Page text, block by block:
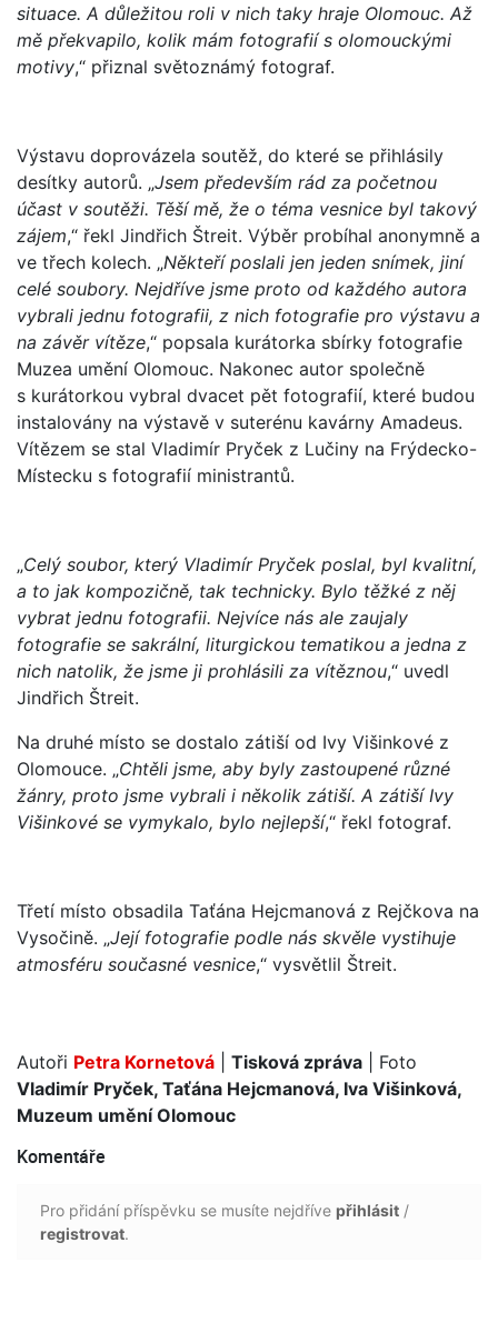
situace. A důležitou roli v nich taky hraje Olomouc. Až
mě překvapilo, kolik mám fotografií s olomouckými
motivy,“ přiznal světoznámý fotograf.
Výstavu doprovázela soutěž, do které se přihlásily
desítky autorů. „Jsem především rád za početnou
účast v soutěži. Těší mě, že o téma vesnice byl takový
zájem,“ řekl Jindřich Štreit. Výběr probíhal anonymně a
ve třech kolech. „Někteří poslali jen jeden snímek, jiní
celé soubory. Nejdříve jsme proto od každého autora
vybrali jednu fotografii, z nich fotografie pro výstavu a
na závěr vítěze,“ popsala kurátorka sbírky fotografie
Muzea umění Olomouc. Nakonec autor společně
s kurátorkou vybral dvacet pět fotografií, které budou
instalovány na výstavě v suterénu kavárny Amadeus.
Vítězem se stal Vladimír Pryček z Lučiny na Frýdecko-
Místecku s fotografií ministrantů.
„Celý soubor, který Vladimír Pryček poslal, byl kvalitní,
a to jak kompozičně, tak technicky. Bylo těžké z něj
vybrat jednu fotografii. Nejvíce nás ale zaujaly
fotografie se sakrální, liturgickou tematikou a jedna z
nich natolik, že jsme ji prohlásili za vítěznou,“ uvedl
Jindřich Štreit.
Na druhé místo se dostalo zátiší od Ivy Višinkové z
Olomouce. „Chtěli jsme, aby byly zastoupené různé
žánry, proto jsme vybrali i několik zátiší. A zátiší Ivy
Višinkové se vymykalo, bylo nejlepší,“ řekl fotograf.
Třetí místo obsadila Taťána Hejcmanová z Rejčkova na
Vysočině. „Její fotografie podle nás skvěle vystihuje
atmosféru současné vesnice,“ vysvětlil Štreit.
Autoři Petra Kornetová Tisková zpráva | Foto
Vladimír Pryček, Taťána Hejcmanová, Iva Višinková,
Muzeum umění Olomouc
Komentáře
Pro přidání příspěvku se musíte nejdříve přihlásit /
registrovat.